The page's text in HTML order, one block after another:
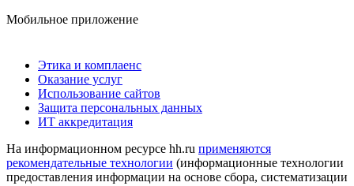
Мобильное приложение
Этика и комплаенс
Оказание услуг
Использование сайтов
Защита персональных данных
ИТ аккредитация
На информационном ресурсе hh.ru применяются
рекомендательные технологии (информационные технологии
предоставления информации на основе сбора, систематизации